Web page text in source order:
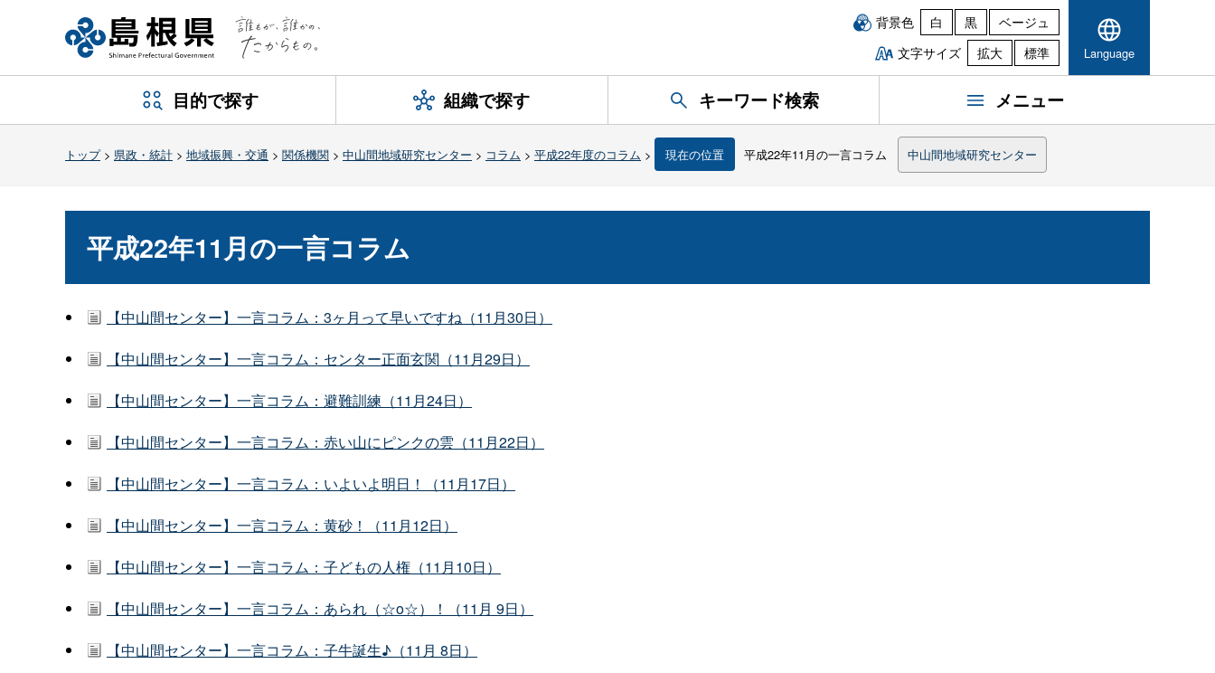
背景色 白 黒
ベージュ
文字サイズ
拡大 標準 Language
目的で探す 組織で探す キーワード検索 メニュー
トップ> 県政・統計 > 地域振興・交通 > 関係機関 > 中山間地域研究センター > コラム > 平成22年度のコラム > 現在の位置 平成22年11月の一言コラム 中山間地域研究センター
平成22年11月の一言コラム
【中山間センター】一言コラム：3ヶ月って早いですね（11月30日）
【中山間センター】一言コラム：センター正面玄関（11月29日）
【中山間センター】一言コラム：避難訓練（11月24日）
【中山間センター】一言コラム：赤い山にピンクの雲（11月22日）
【中山間センター】一言コラム：いよいよ明日！（11月17日）
【中山間センター】一言コラム：黄砂！（11月12日）
【中山間センター】一言コラム：子どもの人権（11月10日）
【中山間センター】一言コラム：あられ（☆o☆）！（11月 9日）
【中山間センター】一言コラム：子牛誕生♪（11月 8日）